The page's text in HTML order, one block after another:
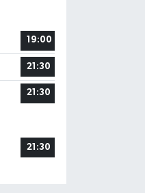
19:00
21:30
21:30
21:30